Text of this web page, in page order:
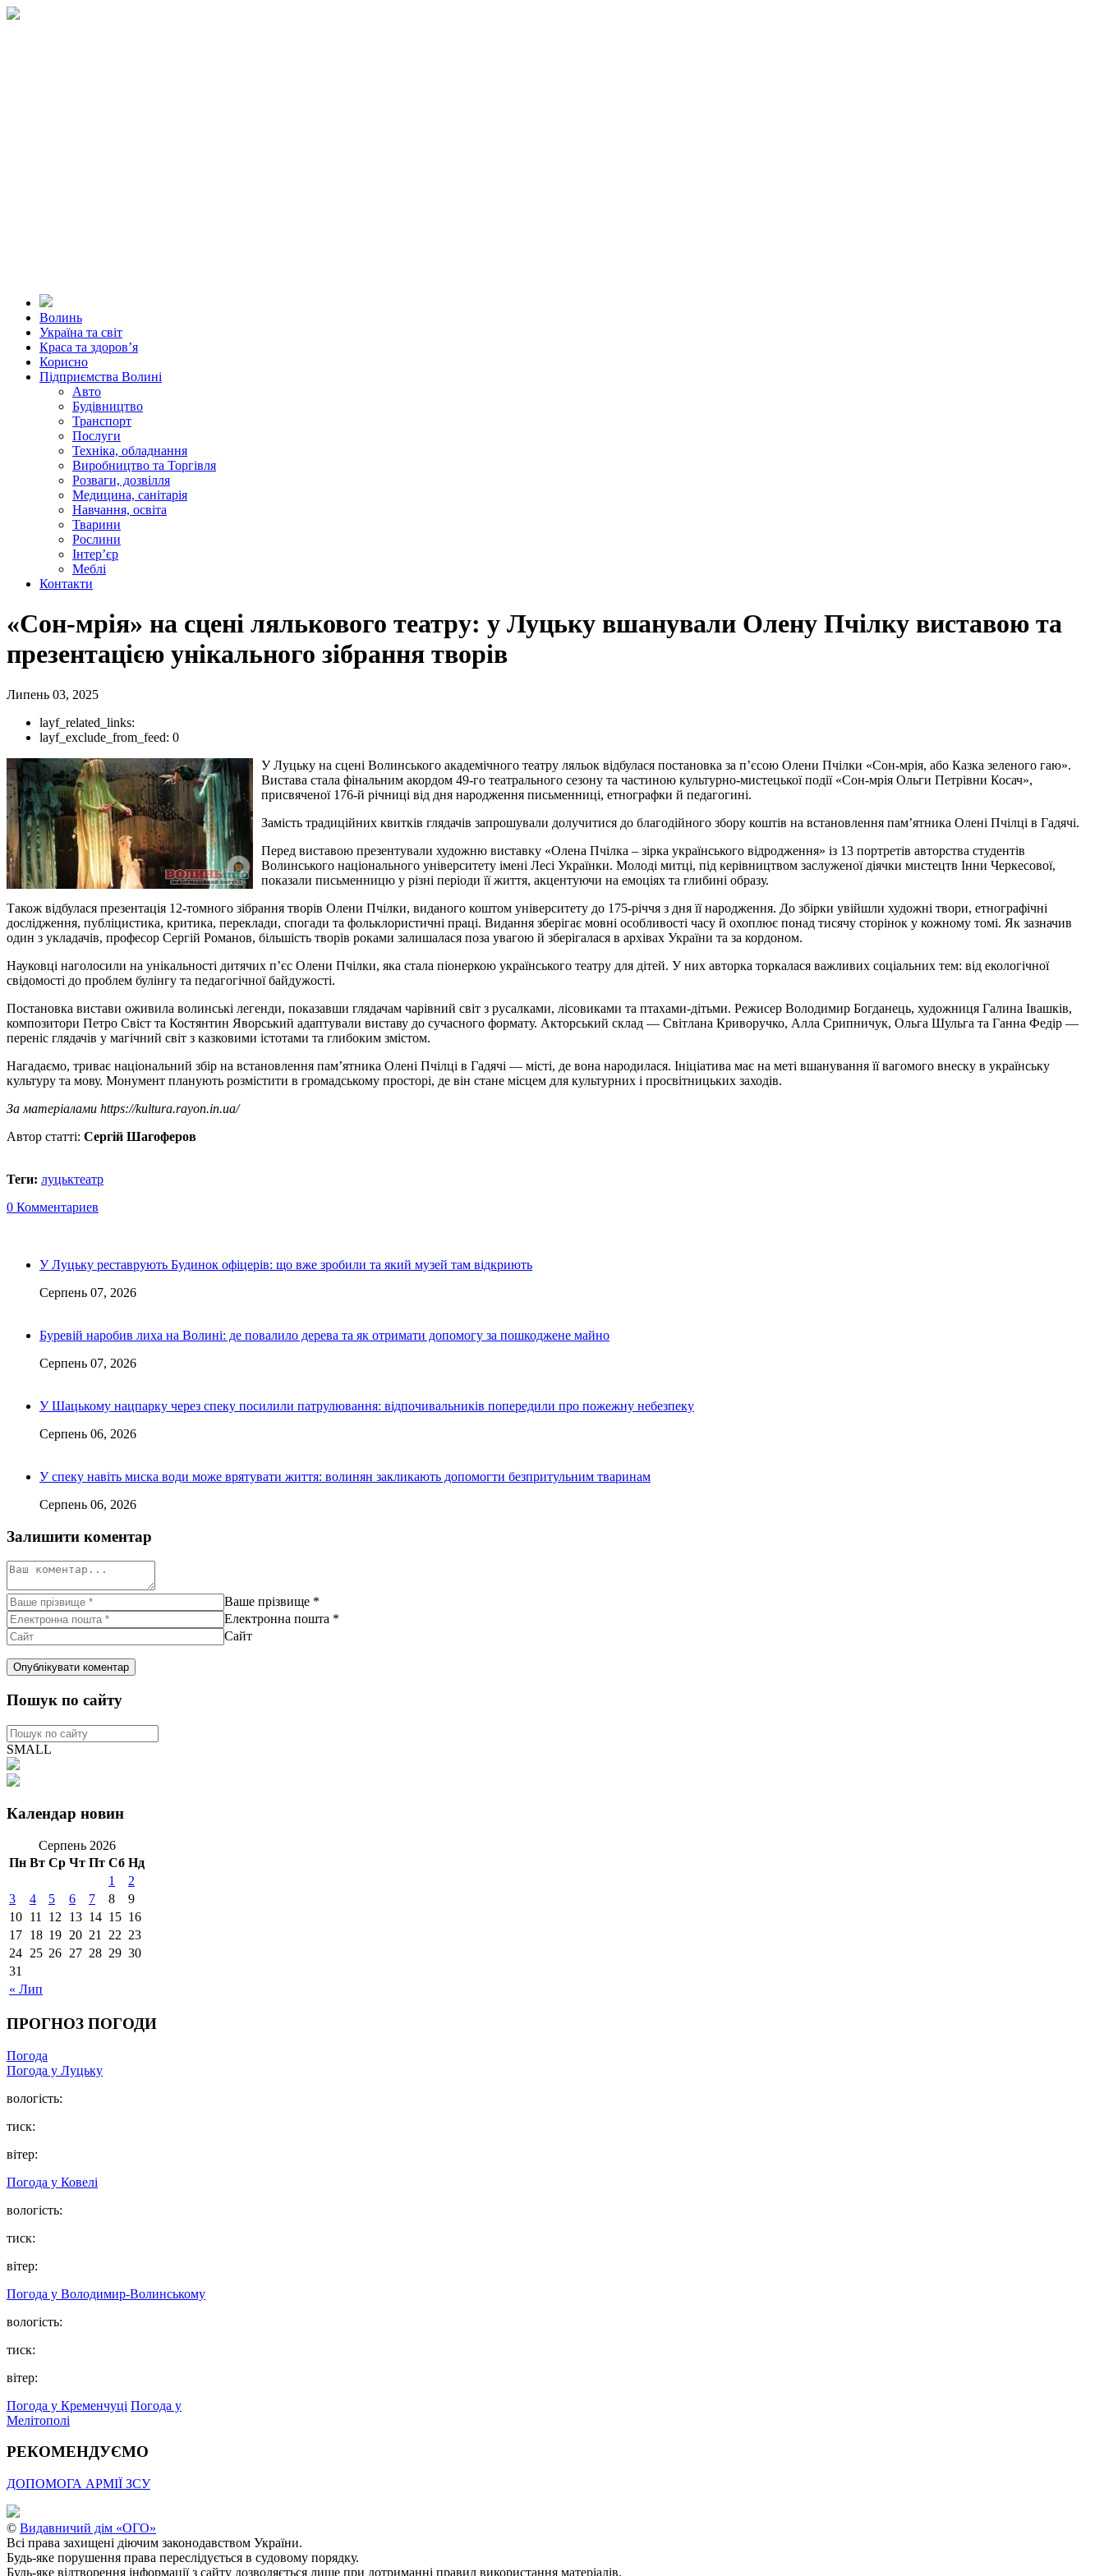
Волинь
Україна та світ
Краса та здоров’я
Корисно
Підприємства Волині
Авто
Будівництво
Транспорт
Послуги
Техніка, обладнання
Виробництво та Торгівля
Розваги, дозвілля
Медицина, санітарія
Навчання, освіта
Тварини
Рослини
Інтер’єр
Меблі
Контакти
«Сон-мрія» на сцені лялькового театру: у Луцьку вшанували Олену Пчілку виставою та
презентацією унікального зібрання творів
Липень 03, 2025
layf_related_links:
layf_exclude_from_feed: 0
У Луцьку на сцені Волинського академічного театру ляльок відбулася постановка за п’єсою Олени Пчілки «Сон-мрія, або Казка зеленого гаю».
Вистава стала фінальним акордом 49-го театрального сезону та частиною культурно-мистецької події «Сон-мрія Ольги Петрівни Косач»,
присвяченої 176-й річниці від дня народження письменниці, етнографки й педагогині.
Замість традиційних квитків глядачів запрошували долучитися до благодійного збору коштів на встановлення пам’ятника Олені Пчілці в Гадячі.
Перед виставою презентували художню виставку «Олена Пчілка – зірка українського відродження» із 13 портретів авторства студентів
Волинського національного університету імені Лесі Українки. Молоді митці, під керівництвом заслуженої діячки мистецтв Інни Черкесової,
показали письменницю у різні періоди її життя, акцентуючи на емоціях та глибині образу.
Також відбулася презентація 12-томного зібрання творів Олени Пчілки, виданого коштом університету до 175-річчя з дня її народження. До збірки увійшли художні твори, етнографічні
дослідження, публіцистика, критика, переклади, спогади та фольклористичні праці. Видання зберігає мовні особливості часу й охоплює понад тисячу сторінок у кожному томі. Як зазначив
один з укладачів, професор Сергій Романов, більшість творів роками залишалася поза увагою й зберігалася в архівах України та за кордоном.
Науковці наголосили на унікальності дитячих п’єс Олени Пчілки, яка стала піонеркою українського театру для дітей. У них авторка торкалася важливих соціальних тем: від екологічної
свідомості до проблем булінгу та педагогічної байдужості.
Постановка вистави оживила волинські легенди, показавши глядачам чарівний світ з русалками, лісовиками та птахами-дітьми. Режисер Володимир Богданець, художниця Галина Івашків,
композитори Петро Свіст та Костянтин Яворський адаптували виставу до сучасного формату. Акторський склад — Світлана Криворучко, Алла Срипничук, Ольга Шульга та Ганна Федір —
переніс глядачів у магічний світ з казковими істотами та глибоким змістом.
Нагадаємо, триває національний збір на встановлення пам’ятника Олені Пчілці в Гадячі — місті, де вона народилася. Ініціатива має на меті вшанування її вагомого внеску в українську
культуру та мову. Монумент планують розмістити в громадському просторі, де він стане місцем для культурних і просвітницьких заходів.
За матеріалами https://kultura.rayon.in.ua/
Автор статті: Сергій Шагоферов
Теги: луцьктеатр
0 Комментариев
У Луцьку реставрують Будинок офіцерів: що вже зробили та який музей там відкриють
Серпень 07, 2026
Буревій наробив лиха на Волині: де повалило дерева та як отримати допомогу за пошкоджене майно
Серпень 07, 2026
У Шацькому нацпарку через спеку посилили патрулювання: відпочивальників попередили про пожежну небезпеку
Серпень 06, 2026
У спеку навіть миска води може врятувати життя: волинян закликають допомогти безпритульним тваринам
Серпень 06, 2026
Залишити коментар
Ваше прізвище *
Електронна пошта *
Сайт
Пошук по сайту
SMALL
Календар новин
Серпень 2026
Пн Вт Ср Чт Пт Сб Нд
« Лип
1
2
3
4 5 6 7 8
9
10 11 12 13 14 15 16
17 18 19 20 21 22 23
24 25 26 27 28 29 30
31
ПРОГНОЗ ПОГОДИ
Погода
Погода у Луцьку
вологість:
тиск:
вітер:
Погода у Ковелі
вологість:
тиск:
вітер:
Погода у Володимир-Волинському
вологість:
тиск:
вітер:
Погода у Кременчуці Погода у
Мелітополі
РЕКОМЕНДУЄМО
ДОПОМОГА АРМІЇ ЗСУ
© Видавничий дім «ОГО»
Всі права захищені діючим законодавством України.
Будь-яке порушення права переслідується в судовому порядку.
Будь-яке відтворення інформації з сайту дозволяється лише при дотриманні правил використання матеріалів.